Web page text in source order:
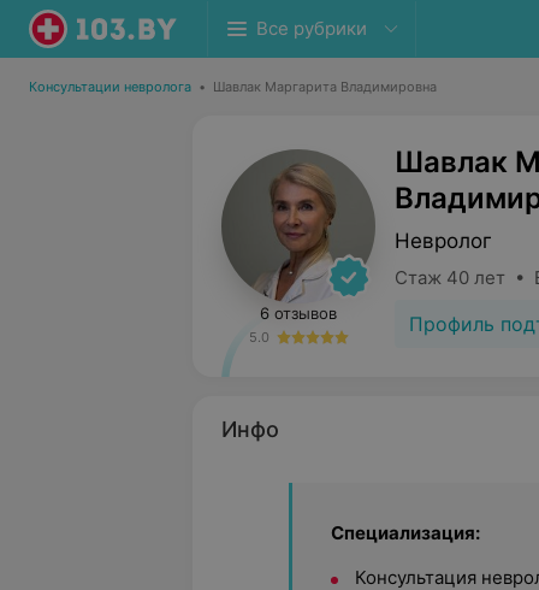
Все рубрики
Консультации невролога • Шавлак Маргарита Владимировна
6 отзывов
5.0
Шавлак
Невролог
Стаж 40 лет •
Профиль
Инфо
Специализация:
Консультация